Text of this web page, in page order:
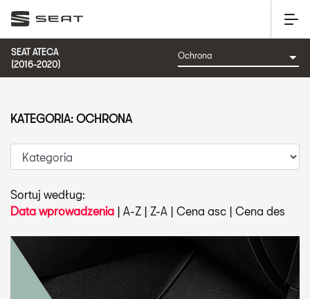
SEAT ATECA
(2016-2020)
Sortuj według:
Data wprowadzenia | A-Z | Z-A | Cena asc | Cena des
KATEGORIA: OCHRONA